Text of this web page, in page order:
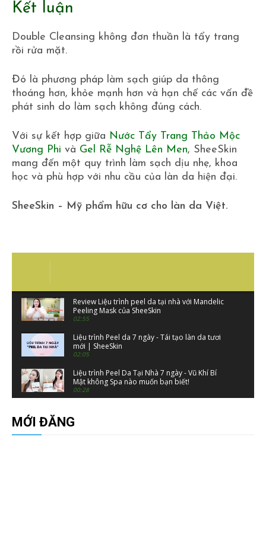
Kết luận
Double Cleansing không đơn thuần là tẩy trang
rồi rửa mặt.
Đó là phương pháp làm sạch giúp da thông
thoáng hơn, khỏe mạnh hơn và hạn chế các vấn đề
phát sinh do làm sạch không đúng cách.
Với sự kết hợp giữa Nước Tẩy Trang Thảo Mộc
Vương Phi và Gel Rễ Nghệ Lên Men, SheeSkin
mang đến một quy trình làm sạch dịu nhẹ, khoa
học và phù hợp với nhu cầu của làn da hiện đại.
SheeSkin – Mỹ phẩm hữu cơ cho làn da Việt.
Review Liệu trình peel da tại nhà với Mandelic
Peeling Mask của SheeSkin
02:55
Liệu trình Peel da 7 ngày - Tái tạo làn da tươi
mới | SheeSkin
02:05
Liệu trình Peel Da Tại Nhà 7 ngày - Vũ Khí Bí
Mật không Spa nào muốn bạn biết!
00:28
Glucosamin Tảo Biển | SheeSkin
00:39
MỚI ĐĂNG